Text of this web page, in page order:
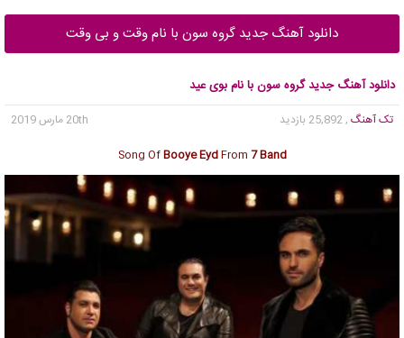
دانلود آهنگ جدید گروه سون با نام وقت و بی وقت
دانلود آهنگ جدید گروه سون با نام بوی عید
تک آهنگ , 25,892 بازدید
20th مارس 2019
Song OfBooye EydFrom 7 Band